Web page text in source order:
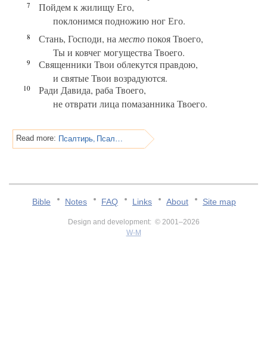
7
Пойдем к жилищу Его,
поклонимся подножию ног Его.
8 Стань, Господи, на местопокоя Твоего,
Ты и ковчег могущества Твоего.
9
Священники Твои облекутся правдою,
и святые Твои возрадуются.
10
Ради Давида, раба Твоего,
не отврати лица помазанника Твоего.
Read more: Псалтирь, Псалом 131
Bible Notes FAQ Links About Site map
Design and development: © 2001–2026
W-M